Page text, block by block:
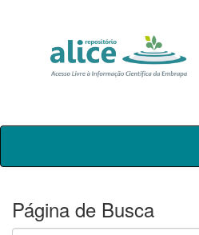
Skip
Página de Busca